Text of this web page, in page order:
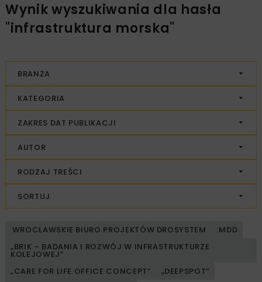
Wynik wyszukiwania dla hasła
"infrastruktura morska"
BRANŻA
KATEGORIA
ZAKRES DAT PUBLIKACJI
AUTOR
RODZAJ TREŚCI
SORTUJ
WROCŁAWSKIE BIURO PROJEKTÓW DROSYSTEM
.MDD
„BRIK – BADANIA I ROZWÓJ W INFRASTRUKTURZE
KOLEJOWEJ”
„CARE FOR LIFE OFFICE CONCEPT”
„DEEPSPOT”